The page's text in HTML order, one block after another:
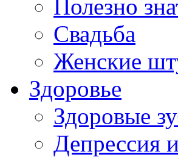
Полезно
Свадьба
Женские
Здоровье
Здоровые
Депрессия